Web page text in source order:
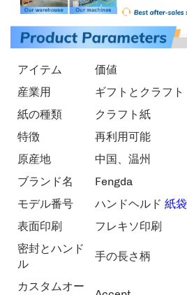
アイテム
価値
産業用
ギフトとクラフト
紙の種類
クラフト紙
特徴
再利用可能
原産地
中国、温州
ブランド名
Fengda
モデル番号
ハンドヘルド 紙袋
表面印刷
フレキソ印刷
密封とハンド
ル
手の長さ柄
カスタムオー